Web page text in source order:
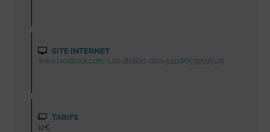
SITE INTERNET
www.facebook.com/Les-ateliers-dIsa-574186599595129
TARIFS
12€